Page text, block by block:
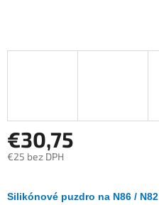
€30,75
€25 bez DPH
Silikónové puzdro na N86 / N82